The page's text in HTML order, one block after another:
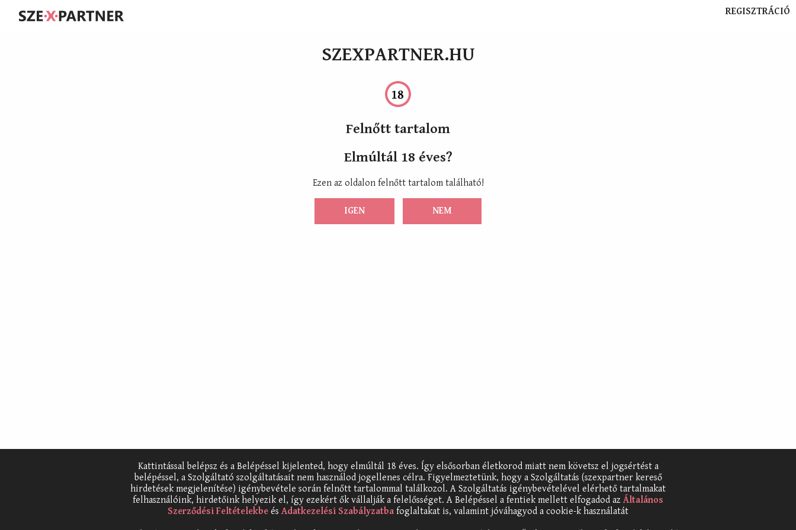
REGISZTRÁCIÓ
SZEXPARTNER.HU
Felnőtt tartalom
Elmúltál 18 éves?
Ezen az oldalon felnőtt tartalom található!
IGEN NEM
Kattintással belépsz és a Belépéssel kijelented, hogy elmúltál 18 éves. Így elsősorban életkorod miatt nem követsz el jogsértést a
belépéssel, a Szolgáltató szolgáltatásait nem használod jogellenes célra. Figyelmeztetünk, hogy a Szolgáltatás (szexpartner kereső
hirdetések megjelenítése) igénybevétele során felnőtt tartalommal találkozol. A Szolgáltatás igénybevételével elérhető tartalmakat
felhasználóink, hirdetőink helyezik el, így ezekért ők vállalják a felelősséget. A Belépéssel a fentiek mellett elfogadod az Általános
Szerződési Feltételekbe és Adatkezelési Szabályzatba foglaltakat is, valamint jóváhagyod a cookie-k használatát